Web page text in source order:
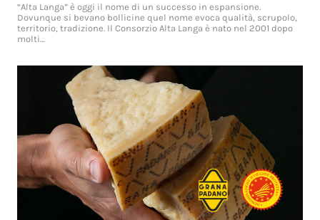
“Alta Langa” è oggi il nome di un successo in espansione.
Dovunque si bevano bollicine quel nome evoca qualità, scrupolo,
territorio, tradizione. Il Consorzio Alta Langa è nato nel 2001 dopo
molti…